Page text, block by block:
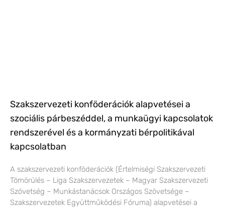
Szakszervezeti konföderációk alapvetései a
szociális párbeszéddel, a munkaügyi kapcsolatok
rendszerével és a kormányzati bérpolitikával
kapcsolatban
A szakszervezeti konföderációk (Értelmiségi Szakszervezeti
Tömörülés – Liga Szakszervezetek – Magyar Szakszervezeti
Szövetség – Munkástanácsok Országos Szövetsége –
Szakszervezetek Együttműködési Fóruma) alapvetései a